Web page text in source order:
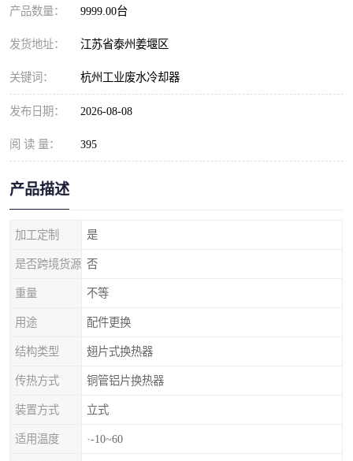
产品数量： 9999.00台
发货地址： 江苏省泰州姜堰区
关键词： 杭州工业废水冷却器
发布日期： 2026-08-08
阅 读 量： 395
产品描述
加工定制 是
是否跨境货源 否
重量 不等
用途 配件更换
结构类型 翅片式换热器
传热方式 铜管铝片换热器
装置方式 立式
适用温度 ·-10~60